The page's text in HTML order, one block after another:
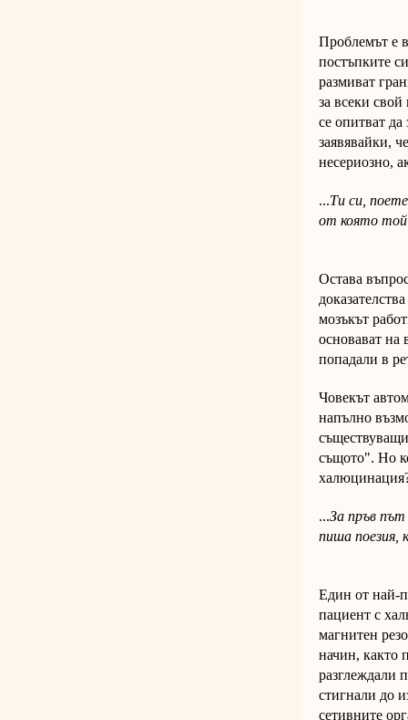
Проблемът е
постъпките
размиват
за всеки
се опитват да
заявявайки,
несериозно,
...Ти си,
от която той
Остава
мозъкът
основават на
попадали в
Човекът
напълно
същото". Но
...За пръв път
пиша
Един от най-
пациент с
магнитен
начин, както
разглеждали
стигнали до
сетивните